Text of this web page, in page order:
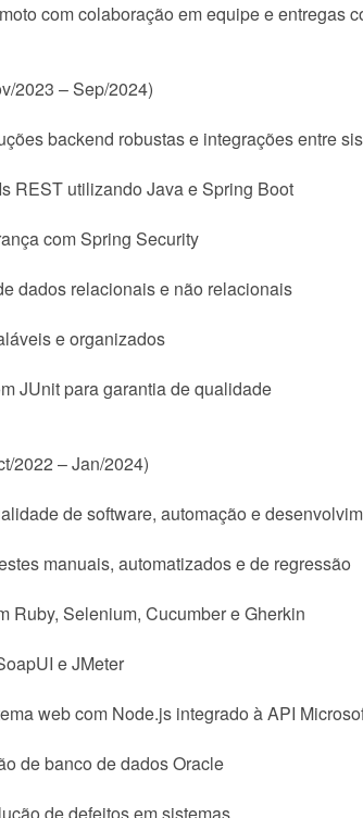
com colaboração em equipe e entregas
2023 – Sep/2024)
backend robustas e integrações entre
REST utilizando Java e Spring Boot
com Spring Security
dados relacionais e não relacionais
e organizados
JUnit para garantia de qualidade
2022 – Jan/2024)
de software, automação e
manuais, automatizados e de regressão
Ruby, Selenium, Cucumber e Gherkin
e JMeter
web com Node.js integrado à API
de banco de dados Oracle